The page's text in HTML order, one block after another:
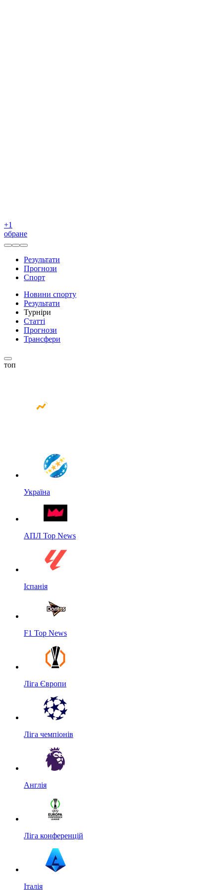
+1
обране
Результати
Прогнози
Спорт
Новини спорту
Результати
Турніри
Статті
Прогнози
Трансфери
топ
Україна
АПЛ Top News
Іспанія
F1 Top News
Ліга Європи
Ліга чемпіонів
Англія
Ліга конференцій
Італія